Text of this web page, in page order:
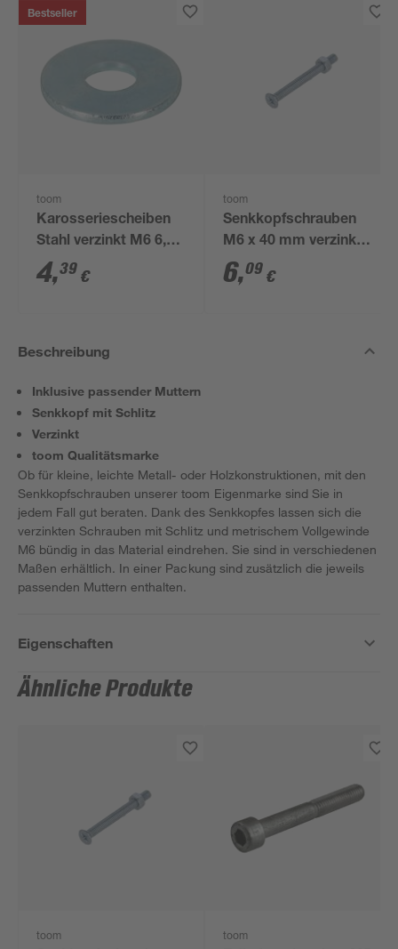
Bestseller
toom
Karosseriescheiben
Stahl verzinkt M6 6,4
mm 50 Stück
4,39 €
toom
Senkkopfschrauben
M6 x 40 mm verzinkt
DIN 963 30 Stück
6,09 €
Beschreibung
Inklusive passender Muttern
Senkkopf mit Schlitz
Verzinkt
toom Qualitätsmarke
Ob für kleine, leichte Metall- oder Holzkonstruktionen, mit den
Senkkopfschrauben unserer toom Eigenmarke sind Sie in
jedem Fall gut beraten. Dank des Senkkopfes lassen sich die
verzinkten Schrauben mit Schlitz und metrischem Vollgewinde
M6 bündig in das Material eindrehen. Sie sind in verschiedenen
Maßen erhältlich. In einer Packung sind zusätzlich die jeweils
passenden Muttern enthalten.
Eigenschaften
Ähnliche Produkte
toom toom